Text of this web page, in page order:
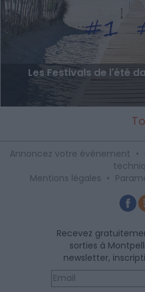
Les Festivals de l'été
Annoncez votre événement •
Mentions légales •
Recevez
sorties à
newsletter,